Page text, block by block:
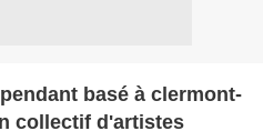
basé à clermont-
collectif d'artistes